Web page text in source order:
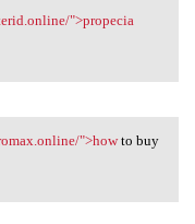
">propecia
">howto buy